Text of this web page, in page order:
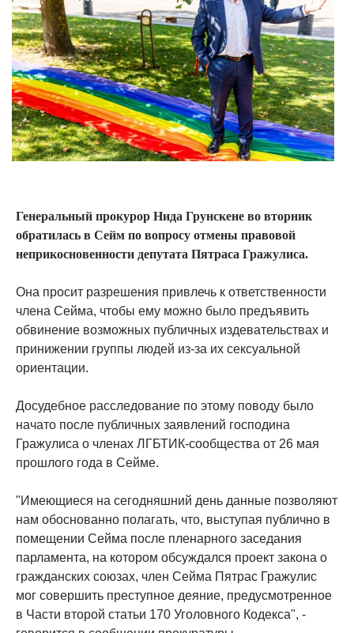
Генеральный прокурор Нида Грунскене во вторник
обратилась в Сейм по вопросу отмены правовой
неприкосновенности депутата Пятраса Гражулиса.
Она просит разрешения привлечь к ответственности
члена Сейма, чтобы ему можно было предъявить
обвинение возможных публичных издевательствах и
принижении группы людей из-за их сексуальной
ориентации.
Досудебное расследование по этому поводу было
начато после публичных заявлений господина
Гражулиса о членах ЛГБТИК-сообщества от 26 мая
прошлого года в Сейме.
"Имеющиеся на сегодняшний день данные позволяют
нам обоснованно полагать, что, выступая публично в
помещении Сейма после пленарного заседания
парламента, на котором обсуждался проект закона о
гражданских союзах, член Сейма Пятрас Гражулис
мог совершить преступное деяние, предусмотренное
в Части второй статьи 170 Уголовного Кодекса", -